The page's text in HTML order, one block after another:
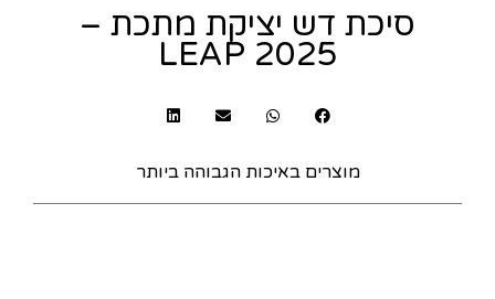
סיכת דש יציקת מתכת –
LEAP 2025
מוצרים באיכות הגבוהה ביותר